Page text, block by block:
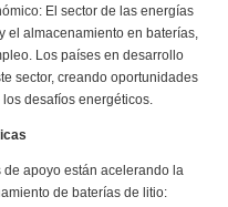
El sector de las energías
el almacenamiento en baterías,
Los países en desarrollo
sector, creando oportunidades
desafíos energéticos.
apoyo están acelerando la
de baterías de litio: